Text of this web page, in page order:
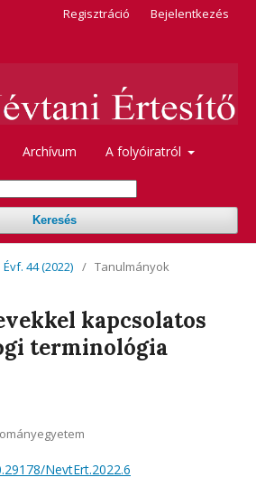
Archívum A folyóiratról
Keresés
Regisztráció Bejelentkezés
Évf. 44 (2022) / Tanulmányok
kapcsolatos
terminológia
NevtErt.2022.6